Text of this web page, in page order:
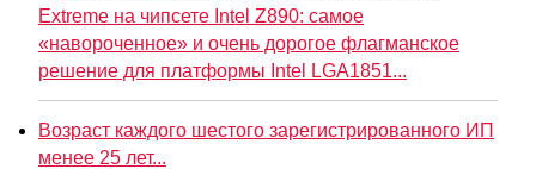
Extreme на чипсете Intel Z890: самое
«навороченное» и очень дорогое флагманское
решение для платформы Intel LGA1851...
Возраст каждого шестого зарегистрированного ИП
менее 25 лет...